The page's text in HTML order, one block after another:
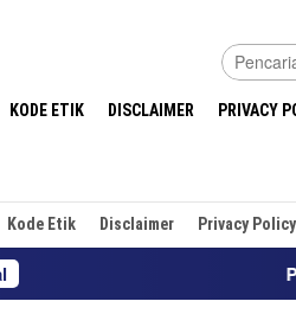
KODE ETIK DISCLAIMER PRIVACY
Kode Etik Disclaimer Privacy Policy